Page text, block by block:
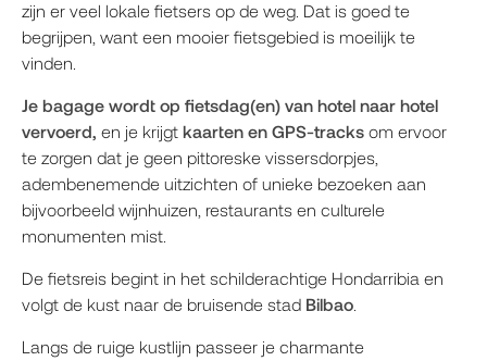
zijn er veel lokale fietsers op de weg. Dat is goed te
begrijpen, want een mooier fietsgebied is moeilijk te
vinden.
Je bagage wordt op fietsdag(en) van hotel naar hotel
vervoerd, en je krijgt kaarten en GPS-tracks om ervoor
te zorgen dat je geen pittoreske vissersdorpjes,
adembenemende uitzichten of unieke bezoeken aan
bijvoorbeeld wijnhuizen, restaurants en culturele
monumenten mist.
De fietsreis begint in het schilderachtige Hondarribia en
volgt de kust naar de bruisende stad Bilbao
Langs de ruige kustlijn passeer je charmante